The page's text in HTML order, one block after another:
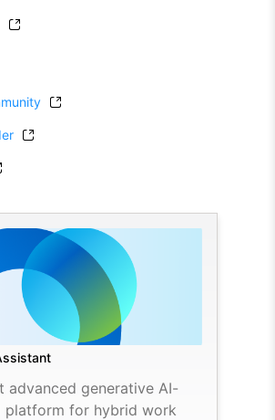
advanced generative AI-
platform for hybrid work